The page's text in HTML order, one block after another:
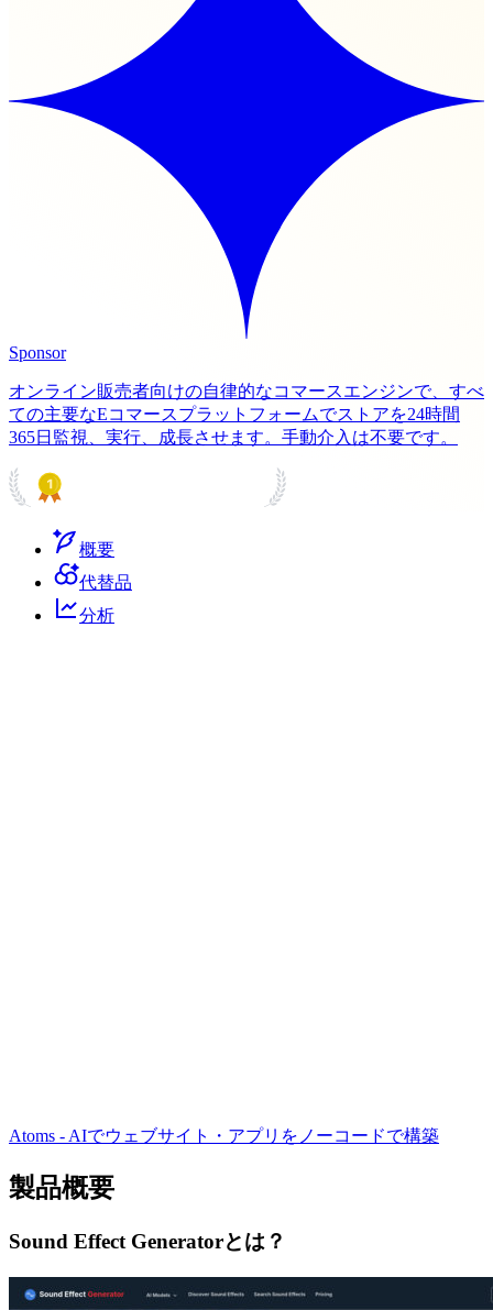
Sponsor
オンライン販売者向けの自律的なコマースエンジンで、すべ
ての主要なEコマースプラットフォームでストアを24時間
365日監視、実行、成長させます。手動介入は不要です。
概要
代替品
分析
Atoms - AIでウェブサイト・アプリをノーコードで構築
製品概要
Sound Effect Generatorとは？